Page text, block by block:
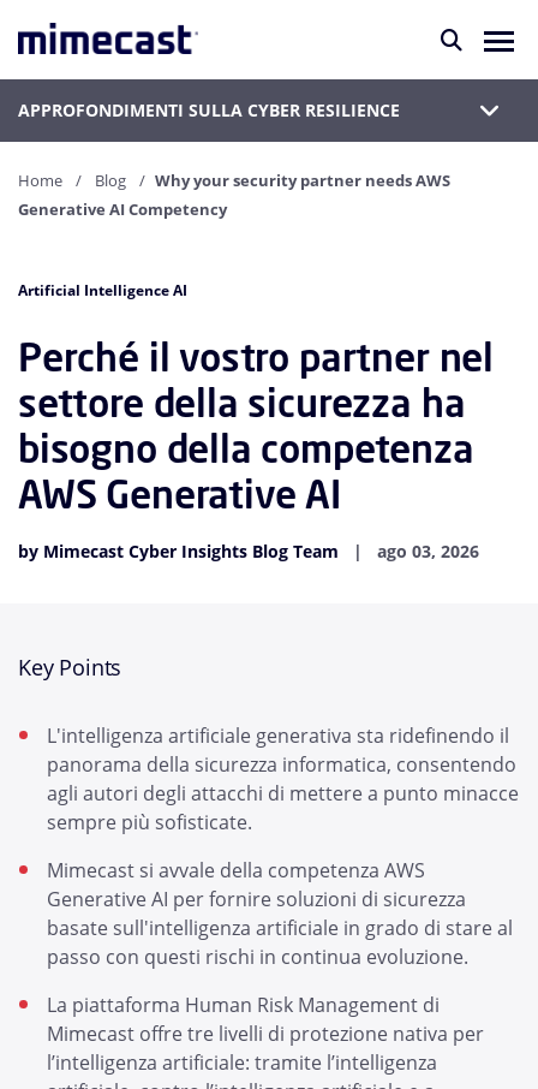
APPROFONDIMENTI SULLA CYBER RESILIENCE
Home Blog
Why your security partner needs AWS
Generative AI Competency
Artificial Intelligence AI
Perché il vostro partner nel
settore della sicurezza ha
bisogno della competenza
AWS Generative AI
by Mimecast Cyber Insights Blog Team ago 03, 2026
Key Points
L'intelligenza artificiale generativa sta ridefinendo il
panorama della sicurezza informatica, consentendo
agli autori degli attacchi di mettere a punto minacce
sempre più sofisticate.
Mimecast si avvale della competenza AWS
Generative AI per fornire soluzioni di sicurezza
basate sull'intelligenza artificiale in grado di stare al
passo con questi rischi in continua evoluzione.
La piattaforma Human Risk Management di
Mimecast offre tre livelli di protezione nativa per
l’intelligenza artificiale: tramite l’intelligenza